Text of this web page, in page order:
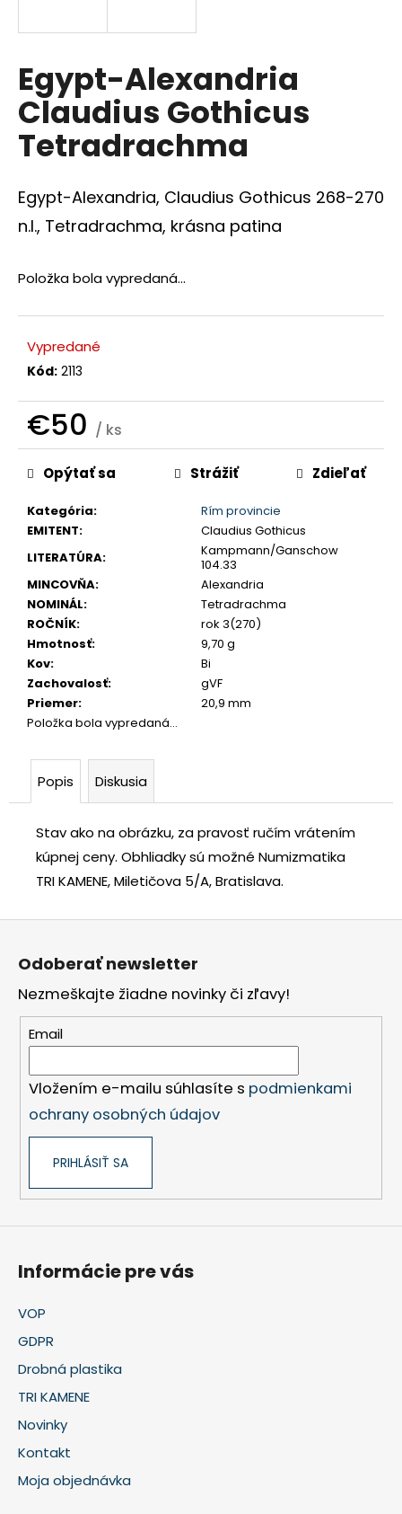
Egypt-Alexandria
Claudius Gothicus
Tetradrachma
Egypt-Alexandria, Claudius Gothicus 268-270
n.l., Tetradrachma, krásna patina
Položka bola vypredaná…
Vypredané
Kód: 2113
€50 / ks
Jednotková
cena:
Kategória:
Rím provincie
EMITENT:
Claudius Gothicus
LITERATÚRA:
Kampmann/Ganschow
104.33
MINCOVŇA:
Alexandria
NOMINÁL:
Tetradrachma
ROČNÍK:
rok 3(270)
Hmotnosť:
9,70 g
Kov:
Bi
Zachovalosť:
gVF
Priemer:
20,9 mm
Položka bola vypredaná…
Opýtať sa Strážiť Zdieľať
Popis Diskusia
Stav ako na obrázku, za pravosť ručím vrátením
kúpnej ceny. Obhliadky sú možné Numizmatika
TRI KAMENE, Miletičova 5/A, Bratislava.
s
ť
?
HĽADAŤ
d
o
a
m
e
JOZEF
1769
EVM-
KREMNICA
€400
Z
Odoberať newsletter
Nezmeškajte žiadne novinky či zľavy!
Email
Vložením e-mailu súhlasíte s podmienkami
ochrany osobných údajov
PRIHLÁSIŤ SA
Informácie pre vás
VOP
GDPR
Drobná plastika
TRI KAMENE
Novinky
Kontakt
Moja objednávka